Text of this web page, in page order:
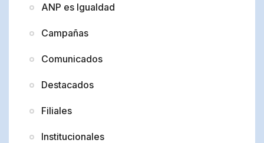
ANP es Igualdad
Campañas
Comunicados
Destacados
Filiales
Institucionales